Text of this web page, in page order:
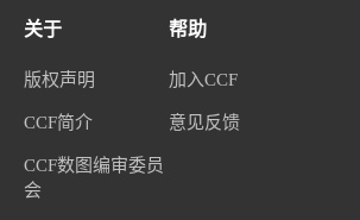
关于
版权声明
CCF简介
CCF数图编审委员
会
帮助
加入CCF
意见反馈